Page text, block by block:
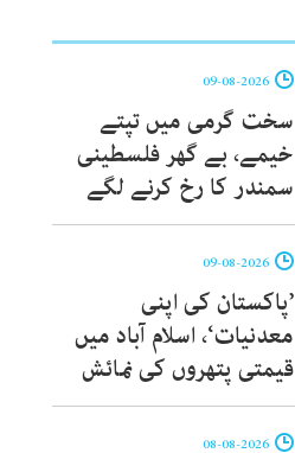
سخت گرمی میں تپتے
خیمے، بے گھر فلسطینی
سمندر کا رخ کرنے لگے
’پاکستان کی اپنی
معدنیات‘، اسلام آباد میں
قیمتی پتھروں کی نمائش